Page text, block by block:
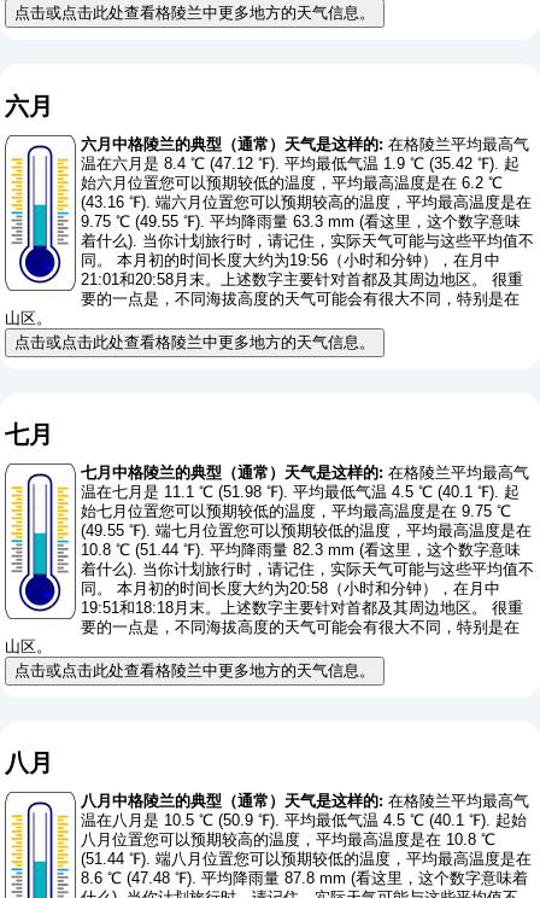
点击或点击此处查看格陵兰中更多地方的天气信息。
六月
六月中格陵兰的典型（通常）天气是这样的: 在格陵兰平均最高气
温在六月是 8.4 ℃ (47.12 ℉). 平均最低气温 1.9 ℃ (35.42 ℉). 起
始六月位置您可以预期较低的温度，平均最高温度是在 6.2 ℃
(43.16 ℉). 端六月位置您可以预期较高的温度，平均最高温度是在
9.75 ℃ (49.55 ℉). 平均降雨量 63.3 mm (看这里，这个数字意味
着什么). 当你计划旅行时，请记住，实际天气可能与这些平均值不
同。 本月初的时间长度大约为19:56（小时和分钟），在月中
21:01和20:58月末。上述数字主要针对首都及其周边地区。 很重
要的一点是，不同海拔高度的天气可能会有很大不同，特别是在
山区。
点击或点击此处查看格陵兰中更多地方的天气信息。
七月
七月中格陵兰的典型（通常）天气是这样的: 在格陵兰平均最高气
温在七月是 11.1 ℃ (51.98 ℉). 平均最低气温 4.5 ℃ (40.1 ℉). 起
始七月位置您可以预期较低的温度，平均最高温度是在 9.75 ℃
(49.55 ℉). 端七月位置您可以预期较低的温度，平均最高温度是在
10.8 ℃ (51.44 ℉). 平均降雨量 82.3 mm (看这里，这个数字意味
着什么). 当你计划旅行时，请记住，实际天气可能与这些平均值不
同。 本月初的时间长度大约为20:58（小时和分钟），在月中
19:51和18:18月末。上述数字主要针对首都及其周边地区。 很重
要的一点是，不同海拔高度的天气可能会有很大不同，特别是在
山区。
点击或点击此处查看格陵兰中更多地方的天气信息。
八月
八月中格陵兰的典型（通常）天气是这样的: 在格陵兰平均最高气
温在八月是 10.5 ℃ (50.9 ℉). 平均最低气温 4.5 ℃ (40.1 ℉). 起始
八月位置您可以预期较高的温度，平均最高温度是在 10.8 ℃
(51.44 ℉). 端八月位置您可以预期较低的温度，平均最高温度是在
8.6 ℃ (47.48 ℉). 平均降雨量 87.8 mm (看这里，这个数字意味着